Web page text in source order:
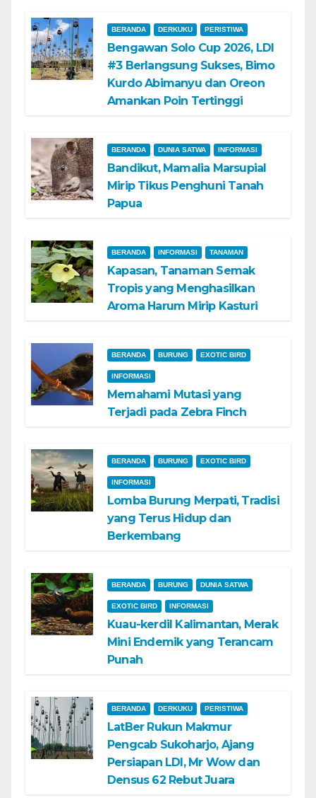
BERANDA DERKUKU PERISTIWA
Bengawan Solo Cup 2026, LDI
#3 Berlangsung Sukses, Bimo
Kurdo Abimanyu dan Oreon
Amankan Poin Tertinggi
BERANDA DUNIA SATWA INFORMASI
Bandikut, Mamalia Marsupial
Mirip Tikus Penghuni Tanah
Papua
BERANDA INFORMASI TANAMAN
Kapasan, Tanaman Semak
Tropis yang Menghasilkan
Aroma Harum Mirip Kasturi
BERANDA BURUNG EXOTIC BIRD
INFORMASI
Memahami Mutasi yang
Terjadi pada Zebra Finch
BERANDA BURUNG EXOTIC BIRD
INFORMASI
Lomba Burung Merpati, Tradisi
yang Terus Hidup dan
Berkembang
BERANDA BURUNG DUNIA SATWA
EXOTIC BIRD INFORMASI
Kuau-kerdil Kalimantan, Merak
Mini Endemik yang Terancam
Punah
BERANDA DERKUKU PERISTIWA
LatBer Rukun Makmur
Pengcab Sukoharjo, Ajang
Persiapan LDI, Mr Wow dan
Densus 62 Rebut Juara